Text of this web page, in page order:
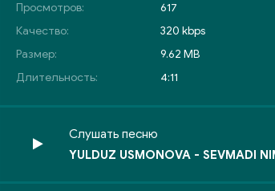
Просмотров:
617
Качество:
320 kbps
Размер:
9.62 MB
Длительность:
4:11
Слушать песню
YULDUZ USMONOVA - SEVMADI